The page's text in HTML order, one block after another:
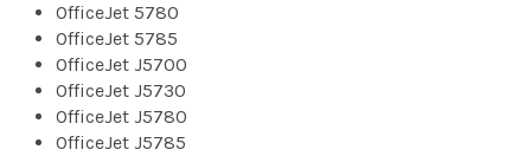
OfficeJet 5780
OfficeJet 5785
OfficeJet J5700
OfficeJet J5730
OfficeJet J5780
OfficeJet J5785